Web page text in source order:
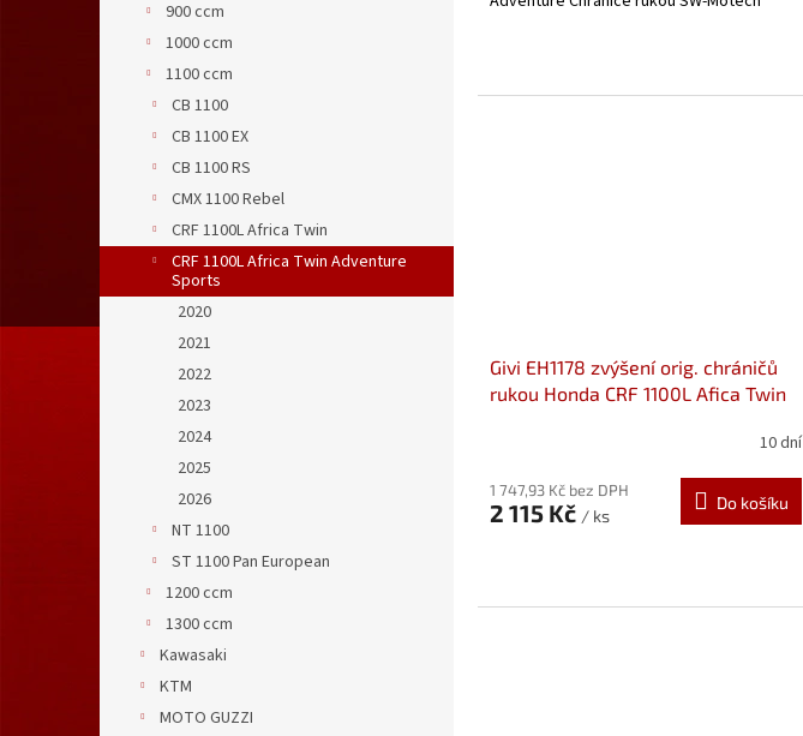
900 ccm
1000 ccm
1100 ccm
CB 1100
CB 1100 EX
CB 1100 RS
CMX 1100 Rebel
CRF 1100L Africa Twin
CRF 1100L Africa Twin Adventure
Sports
2020
2021
2022
2023
2024
2025
2026
NT 1100
ST 1100 Pan European
1200 ccm
1300 ccm
Kawasaki
KTM
MOTO GUZZI
Givi EH1178 zvýšení orig. chráničů
rukou Honda CRF 1100L Afica Twin
10 dní
1 747,93 Kč bez DPH
2 115 Kč / ks
Do košíku